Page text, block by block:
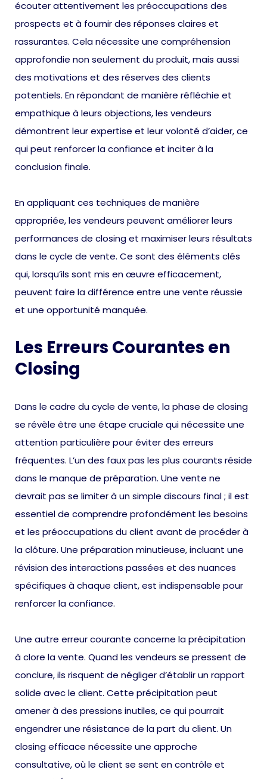
écouter attentivement les préoccupations des
prospects et à fournir des réponses claires et
rassurantes. Cela nécessite une compréhension
approfondie non seulement du produit, mais aussi
des motivations et des réserves des clients
potentiels. En répondant de manière réfléchie et
empathique à leurs objections, les vendeurs
démontrent leur expertise et leur volonté d’aider, ce
qui peut renforcer la confiance et inciter à la
conclusion finale.
En appliquant ces techniques de manière
appropriée, les vendeurs peuvent améliorer leurs
performances de closing et maximiser leurs résultats
dans le cycle de vente. Ce sont des éléments clés
qui, lorsqu’ils sont mis en œuvre efficacement,
peuvent faire la différence entre une vente réussie
et une opportunité manquée.
Les Erreurs Courantes en
Closing
Dans le cadre du cycle de vente, la phase de closing
se révèle être une étape cruciale qui nécessite une
attention particulière pour éviter des erreurs
fréquentes. L’un des faux pas les plus courants réside
dans le manque de préparation. Une vente ne
devrait pas se limiter à un simple discours final ; il est
essentiel de comprendre profondément les besoins
et les préoccupations du client avant de procéder à
la clôture. Une préparation minutieuse, incluant une
révision des interactions passées et des nuances
spécifiques à chaque client, est indispensable pour
renforcer la confiance.
Une autre erreur courante concerne la précipitation
à clore la vente. Quand les vendeurs se pressent de
conclure, ils risquent de négliger d’établir un rapport
solide avec le client. Cette précipitation peut
amener à des pressions inutiles, ce qui pourrait
engendrer une résistance de la part du client. Un
closing efficace nécessite une approche
consultative, où le client se sent en contrôle et